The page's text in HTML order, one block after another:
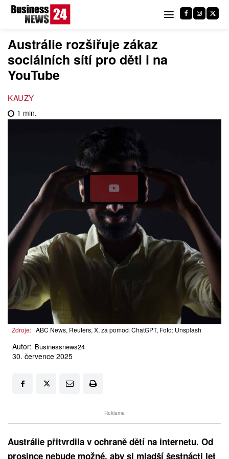
Austrálie rozšiřuje zákaz
sociálních sítí pro děti i na
YouTube
KAUZY
1 min.
Zdroje: ABC News, Reuters, X, za pomoci ChatGPT, Foto: Unsplash
Autor: Businessnews24
30. července 2025
Reklama
Austrálie přitvrdila v ochraně dětí na internetu. Od
prosince nebude možné, aby si mladší šestnácti let